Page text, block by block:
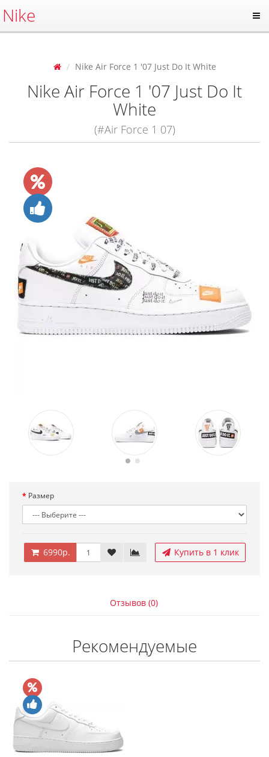
Nike
Nike Air Force 1 '07 Just Do It White
Nike Air Force 1 '07 Just Do It
White
(#Air Force 1 07)
Размер
6990р. Купить в 1 клик
Отзывов (0)
Рекомендуемые